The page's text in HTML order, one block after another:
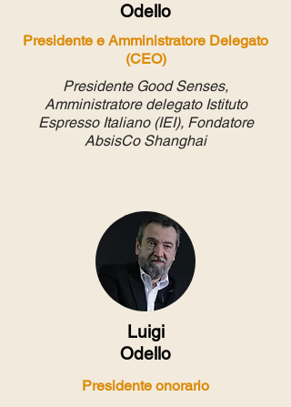
Odello
Presidente e Amministratore Delegato
(CEO)
Presidente Good Senses,
Amministratore delegato Istituto
Espresso Italiano (IEI), Fondatore
AbsisCo Shanghai
Luigi
Odello
Presidente onorario